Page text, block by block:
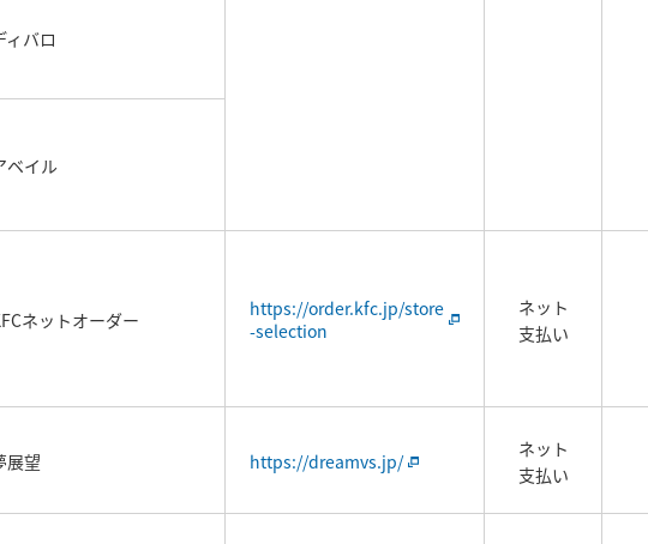
ィバロ
ベイル
ネットオーダー
https://order.kfc.jp/store
-selection
ネット
支払い
展望 https://dreamvs.jp/
ネット
支払い